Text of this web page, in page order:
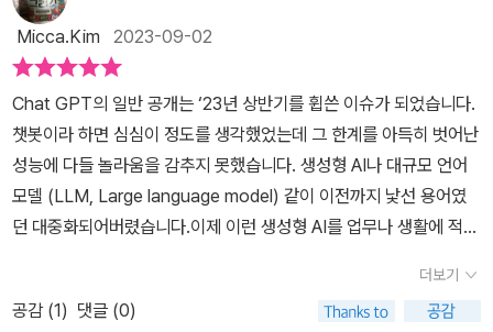
인터넷에 공개된 데이터를 기반으로 문장을 생성하는 방식이므로 기
존의 인공지능과 비교하여 이용목적과 방법을 정의하기가 쉽지 않고,
결과물의 정확성 정도를 판단하기가 매우 모호하다. 따라서, 이에 걸
맞는 윤리개념이 필요하다.프롬프트 디자인을 배운다이 책은 생성형
AI의 다양한 유형과 사용법을 자세히 설명하고, 효율적인 대화를 위
한 프롬프트 작성 방법을 알려준다. 이를 통해 다양한 비즈니스 영역
에서 생성형 AI를 활용해 업무 생산성을 향상할 방법을 이해하게 된
다. 직장인들은 프롬프트 디자인을 학습함으로써 생성형 AI를 업무에
효율적으로 적용할 수 있다. 끝으로 생성형 AI 프롬프트 디자인을 배
우고 싶은 모든 분들에게 책의 일독을 권하고 싶다.#프롬프트디자인
요하는 부분까지도 활용할 수 있으니, 어떻게 활용하느냐에 따라 파
격적인 결과를 얻을 수 있을 것이다. ​​생성형 AI를 통해 도움을 받을 수
있는 영역이 즐비하겠다는 사실을 이 책을 읽으며 하나씩 파악해볼
수 있겠다. ​​연구회는 생성형 AI의 활용을 통한 우리나라 생산성 향상
을 위한 다각적인 활동을 전개하고 있다. 그 일환으로 이 책의 콘텐츠
를 실무적으로 활용할 지식수준을 평가하도록 '프롬프트 디자인' 자격
인증을 시행한다. 이론 중심의 2급과 실습 중심의 1급으로 시행될 예
정인 이 자격증에 대해서는 별도로 안내할 것이다. (4쪽) ​​이 책은 챗
해주는 책이다. ​​초보자는 물론 어느 정도 숙련자까지 다양한 독자층
에게 유용한 가이드가 될 것이다. ​​이 책이 기본 교과서처럼 작용하여
형태의 실무적 가치 판단이 가능할 것이다. 다소 생소한 자격증이나
분야로도 볼 수 있는 프롬프트 디자인에 대한 모든 가이드라인, 이 책
이 갖는 방향성이자 특장점일 것이며 책을 통해 구체적으로 어떻게,
그리고 무엇을 배우며 나를 위한 방안으로의 사용이 가능한지도 함께
접하며 판단해 보자.
다. "설명을 더 잘해 줄수록 더 정확한 답이 나온다." p26에 나오
듯 프롬프트란 우리가 과거 도스나, 윈도에서도 끌어낼 수 있는 검은
색 명령입력창과 그리 다르지 않습니다. 나의 의도가 무엇인지 이 프
롬프트를 통해 생성형 AI에게 명령을 하는데 이걸 프롬프트라고 이해
하면 되겠습니다. 책에서는 또한, 코딩을 할 때에도 이 프롬프트를 생
성하면 작업이 매우 편하다고 합니다. 생성형 AI가 어떤 주문을 들어
야 제대로된 답을 내놓는지는 p33의 예가 아주 쉬운 설명을 해 주
는 듯합니다. -누가 이메일을 발명했는지 알려 주세요. -이메일을 발
명한 사람에 대해 알려 주세요. 전자에 대해 AI는 정보 수준의 간결
한 정도로만 답을 내어놓는 반면(그렇다고는 해도 문장이 완성도
Micca.Kim 2023-09-02
Chat GPT의 일반 공개는 ‘23년 상반기를 휩쓴 이슈가 되었습니다.
챗봇이라 하면 심심이 정도를 생각했었는데 그 한계를 아득히 벗어난
성능에 다들 놀라움을 감추지 못했습니다. 생성형 AI나 대규모 언어
모델 (LLM, Large language model) 같이 이전까지 낯선 용어였
던 대중화되어버렸습니다.이제 이런 생성형 AI를 업무나 생활에 적극
생성형 AI는 많은 분야에서 도움을 줄 수 있는 도구입니다. 특히 사무
분야에서는 그 활용 범위가 상상할 수조차 없을 정도로 넓습니다. 마
더보기
공감 (1) 댓글 (0)